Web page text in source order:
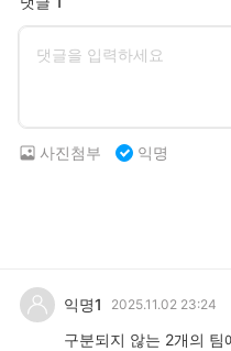
사진첨부 익명
익명1 2025.11.02 23:24
구분되지 않는 2개의